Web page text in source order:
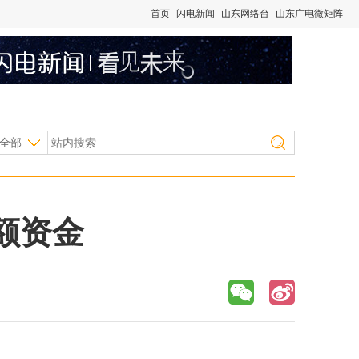
首页 闪电新闻 山东网络台 山东广电微矩阵
部
资金